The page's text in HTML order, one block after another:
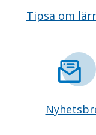
Tipsa om